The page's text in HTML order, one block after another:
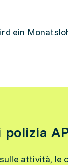
ein
attività, le